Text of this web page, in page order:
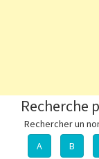
Recherche
Rechercher un
A
B